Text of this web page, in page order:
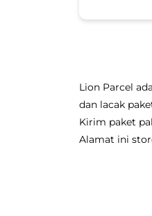
Lion Parcel
dan lacak
Kirim paket
Alamat ini